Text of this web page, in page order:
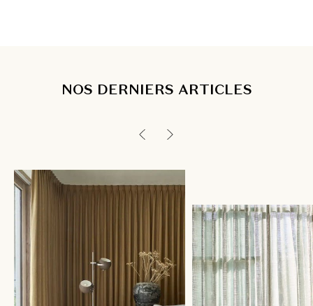
NOS DERNIERS ARTICLES